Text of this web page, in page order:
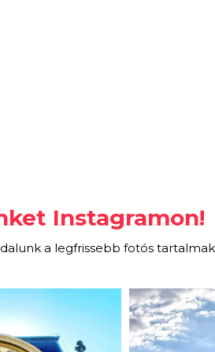
Instagramon!
a legfrissebb fotós